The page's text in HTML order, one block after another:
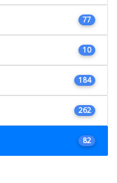
77
10
184
262
82